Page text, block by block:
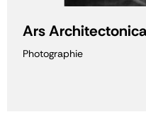
Ars
Photographie